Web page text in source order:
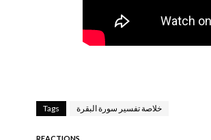
Tags خلاصة تفسير سورة البقرة